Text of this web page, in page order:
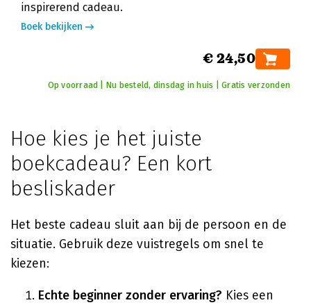
inspirerend cadeau.
Boek bekijken
€ 24,50
Op voorraad | Nu besteld, dinsdag in huis | Gratis verzonden
Hoe kies je het juiste
boekcadeau? Een kort
besliskader
Het beste cadeau sluit aan bij de persoon en de
situatie. Gebruik deze vuistregels om snel te
kiezen:
Echte beginner zonder ervaring? Kies een